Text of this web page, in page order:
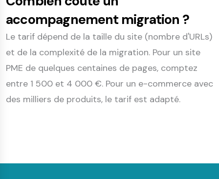
accompagnement migration ?
Le tarif dépend de la taille du site (nombre d'URLs)
et de la complexité de la migration. Pour un site
PME de quelques centaines de pages, comptez
entre 1 500 et 4 000 €. Pour un e-commerce avec
des milliers de produits, le tarif est adapté.